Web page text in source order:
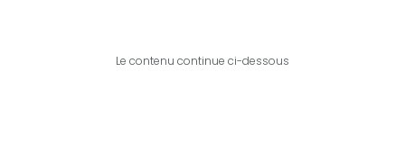
Le contenu continue ci-dessous